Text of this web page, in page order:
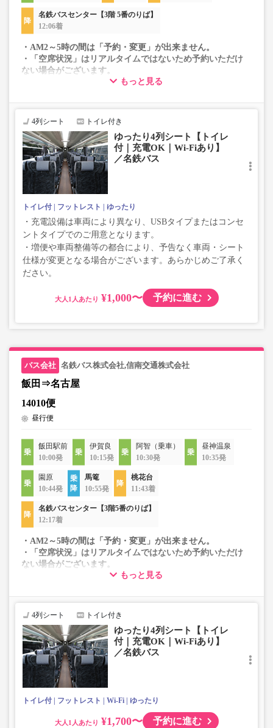
名鉄バスセンター【3階 5番のりば】
12:06着
・AM2～5時の間は「予約・変更」が出来ません。
・「空席状況」はリアルタイムではないため予約いただけ
ない場合がございます。
・車両は予告なく変更となる場合がございます。これに伴
で、あらかじめご了承ください。
もっと見る
4列シート トイレ付き
ゆったり4列シート【トイレ
付｜充電OK｜Wi-Fiあり】
／名鉄バス
トイレ付 フットレスト ゆったり
・充電設備は車両により異なり、USBタイプまたはコンセ
ントタイプでのご用意となります。
・増便や車両整備等の都合により、予告なく車両・シート
仕様が変更となる場合がございます。あらかじめご了承く
ださい。
大人 ¥1,000〜 予約に進む
名鉄バス株式会社,信南交通株式会社
飯田⇒名古屋
14010便
昼行便
飯田駅前
10:00発
伊賀良
10:15発
阿智（乗車）
10:30発
昼神温泉
10:35発
園原
10:44発
馬篭
10:55発
桃花台
11:43着
名鉄バスセンター【3階5番のりば】
12:17着
・AM2～5時の間は「予約・変更」が出来ません。
・「空席状況」はリアルタイムではないため予約いただけ
ない場合がございます。
・車両は予告なく変更となる場合がございます。これに伴
で、あらかじめご了承ください。
もっと見る
4列シート トイレ付き
ゆったり4列シート【トイレ
付｜充電OK｜Wi-Fiあり】
／名鉄バス
トイレ付 フットレスト Wi-Fi ゆったり
大人 ¥1,700〜 予約に進む